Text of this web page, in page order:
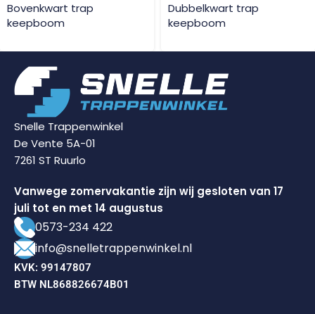
Bovenkwart trap
keepboom
Dubbelkwart trap
keepboom
Snelle Trappenwinkel
De Vente 5A-01
7261 ST Ruurlo
Vanwege zomervakantie zijn wij gesloten van 17
juli tot en met 14 augustus
0573-234 422
info@snelletrappenwinkel.nl
KVK: 99147807
BTW NL868826674B01